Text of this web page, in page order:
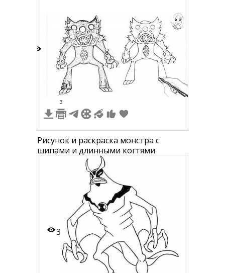
3
Рисунок и раскраска монстра с
шипами и длинными когтями
3